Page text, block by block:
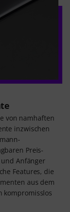
von namhaften
inzwischen
Preis-
Anfänger
Features, die
aus dem
kompromisslos